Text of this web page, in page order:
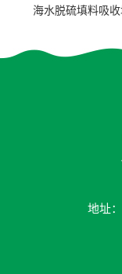
海水脱硫填料吸
地址